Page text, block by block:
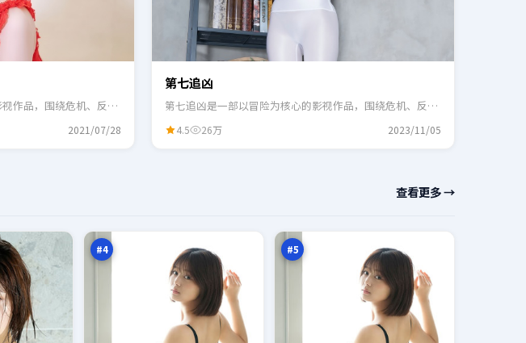
作品，围绕危机、反转
2021/07/28
第七追凶
第七追凶是一部以冒险为核心的影视作品，围绕危机、反转
4.5 26万 2023/11/05
查看更多 →
#4 #5